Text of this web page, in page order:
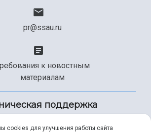
pr@ssau.ru
к новостным
материалам
поддержка
cookies для улучшения работы сайта